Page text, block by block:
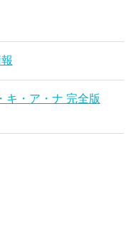
キ・ア・ナ 完全版